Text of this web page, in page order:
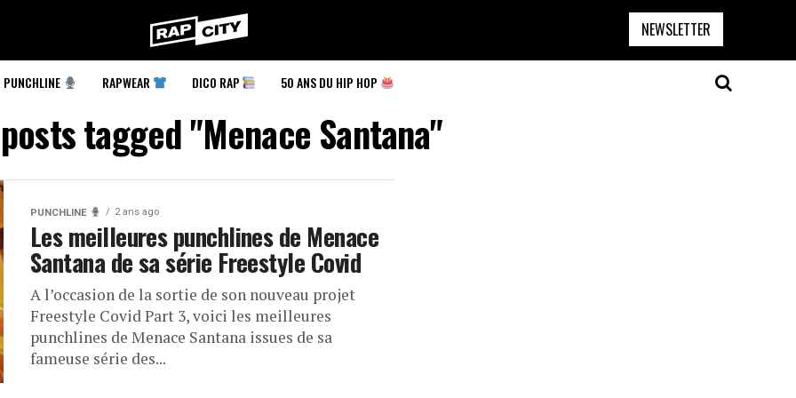
RapCity
NEWSLETTER
PUNCHLINE RAPWEAR DICO RAP 50 ANS DU HIP HOP
tagged "Menace Santana"
PUNCHLINE 2 ans ago
Les meilleures punchlines de Menace
Santana de sa série Freestyle Covid
A l’occasion de la sortie de son nouveau projet
Freestyle Covid Part 3, voici les meilleures
punchlines de Menace Santana issues de sa
fameuse série des...